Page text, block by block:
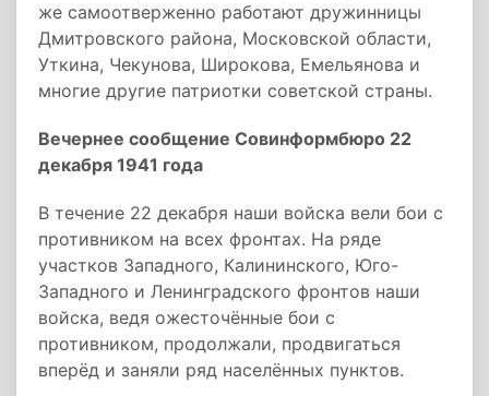
же самоотверженно работают дружинницы
Дмитровского района, Московской области,
Уткина, Чекунова, Широкова, Емельянова и
многие другие патриотки советской страны.
Вечернее сообщение Совинформбюро 22
декабря 1941 года
В течение 22 декабря наши войска вели бои с
противником на всех фронтах. На ряде
участков Западного, Калининского, Юго-
Западного и Ленинградского фронтов наши
войска, ведя ожесточённые бои с
противником, продолжали, продвигаться
вперёд и заняли ряд населённых пунктов.